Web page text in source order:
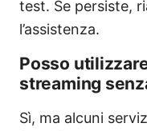
test. Se persiste,
l’assistenza.
Posso
streaming
Sì, ma alcuni